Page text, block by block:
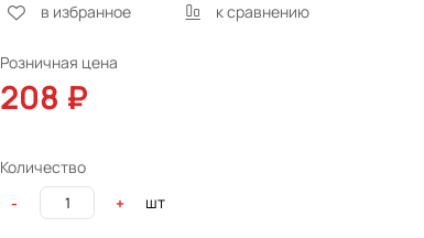
в избранное к сравнению
Розничная цена
208 ₽
Количество
-
+ шт